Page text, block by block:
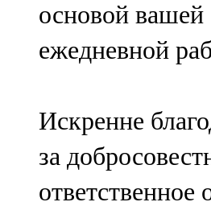
основой вашей
ежедневной
Искренне
за
ответственное